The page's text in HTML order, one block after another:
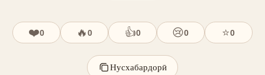
❤️0 🔥0 👍0 😢0 ⭐0
Нусхабардорӣ